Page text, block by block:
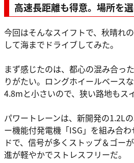
高速長距離も得意。場所を
今回はそんなスイフトで、秋晴れ
して海までドライブしてみた。
まず感じたのは、都心の混み合っ
りがたい。ロングホイールベース
4.8mと小さいので、狭い路地もス
パワートレーンは、新開発の1.2L
ー機能付発電機「ISG」を組み合
ドで、信号が多くストップ＆ゴー
進が軽やかでストレスフリーだ。